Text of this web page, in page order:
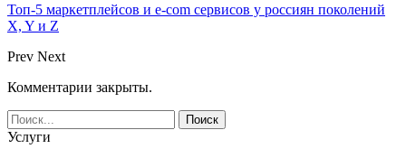
Топ-5 маркетплейсов и e-com сервисов у россиян поколений
X, Y и Z
Prev Next
Комментарии закрыты.
Услуги